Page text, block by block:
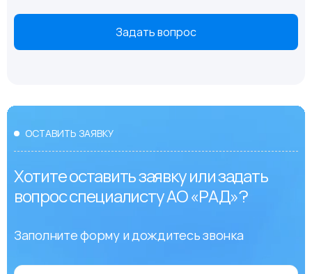
Задать вопрос
ОСТАВИТЬ ЗАЯВКУ
Хотите оставить заявку или задать
вопрос специалисту АО «РАД»?
Заполните форму и дождитесь звонка